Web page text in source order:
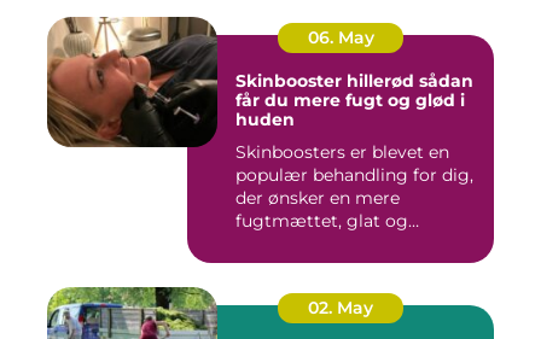
06. May
Skinbooster hillerød sådan
får du mere fugt og glød i
huden
Skinboosters er blevet en
populær behandling for dig,
der ønsker en mere
fugtmættet, glat og
02. May